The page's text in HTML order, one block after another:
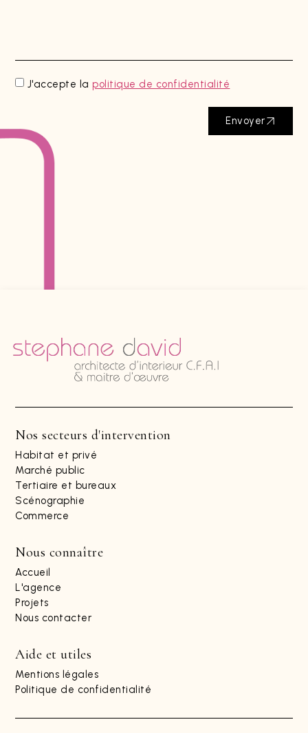
J'accepte la politique de confidentialité
Envoyer
Nos secteurs d'intervention
Habitat et privé
Marché public
Tertiaire et bureaux
Scénographie
Commerce
Nous connaître
Accueil
L'agence
Projets
Nous contacter
Aide et utiles
Mentions légales
Politique de confidentialité